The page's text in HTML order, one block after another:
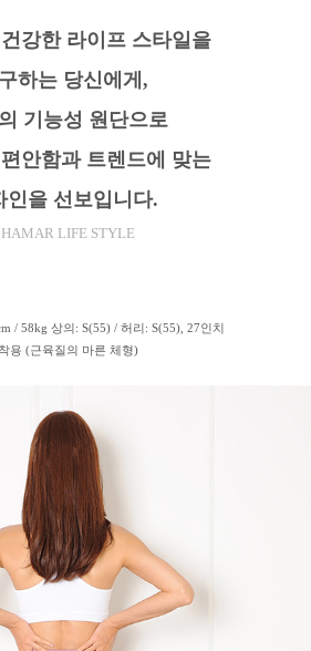
강한 라이프 스타일을
하는 당신에게,
기능성 원단으로
안함과 트렌드에 맞는
인을 선보입니다.
LIFE STYLE
/ 58kg 상의: S(55) / 허리: S(55), 27인치
용 (근육질의 마른 체형)